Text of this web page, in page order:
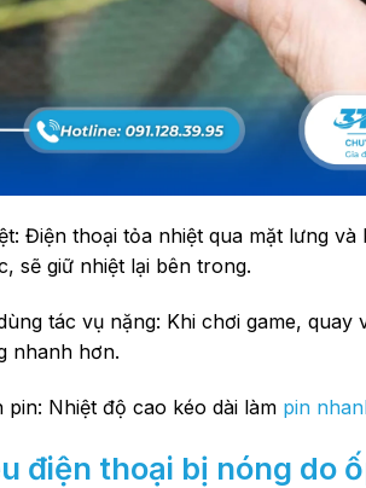
Điện thoại tỏa nhiệt qua mặt lưng
sẽ giữ nhiệt lại bên trong.
tác vụ nặng: Khi chơi game,
nhanh hơn.
pin: Nhiệt độ cao kéo dài làm pin
điện thoại bị nóng do